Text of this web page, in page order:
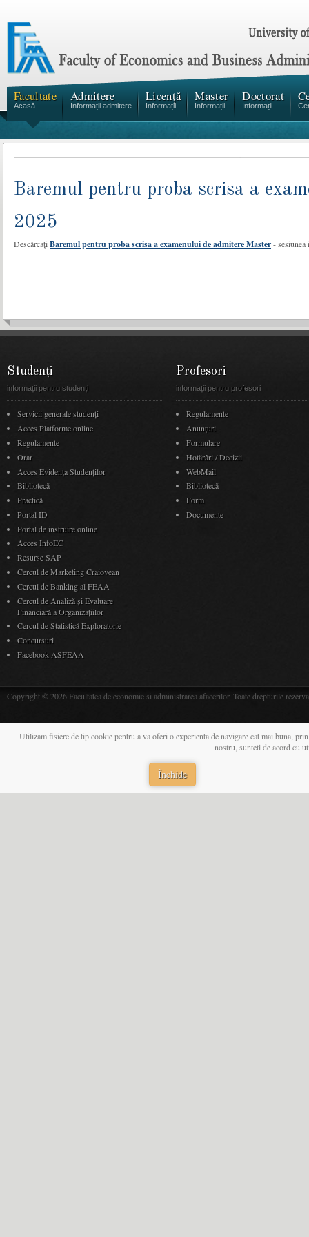
Facultate
Acasă
Admitere
Informații admitere
Licență
Informații
Master
Informații
Doctorat
Informații
Baremul pentru proba scrisa a
2025
DescărcațiBaremul pentru proba scrisa a examenului de admitere Master-
Studenți
informații pentru studenți
Servicii generale studenți
Acces Platforme online
Regulamente
Orar
Acces Evidenţa Studenţilor
Bibliotecă
Practică
Portal ID
Portal de instruire online
Acces InfoEC
Resurse SAP
Cercul de Marketing Craiovean
Cercul de Banking al FEAA
Cercul de Analiză și Evaluare
Financiară a Organizațiilor
Cercul de Statistică Exploratorie
Concursuri
Facebook ASFEAA
Profesori
informații pentru profesori
Regulamente
Anunţuri
Formulare
Hotărâri / Decizii
WebMail
Bibliotecă
Form
Documente
Copyright © 2026 Facultatea de economie si administrarea afacerilor. Toate drepturile
Utilizam fisiere de tip cookie pentru a va oferi o experienta de navigare cat mai buna,
nostru, sunteti de acord cu
Închide